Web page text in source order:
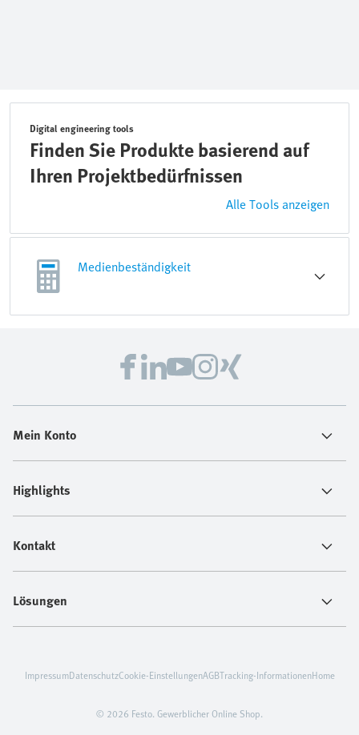
Digital engineering tools
Finden Sie Produkte basierend auf
Ihren Projektbedürfnissen
Alle Tools anzeigen
Medienbeständigkeit
Mein Konto
Highlights
Kontakt
Lösungen
© 2026 Festo. Gewerblicher Online Shop.
ImpressumDatenschutzCookie-EinstellungenAGBTracking-InformationenHome